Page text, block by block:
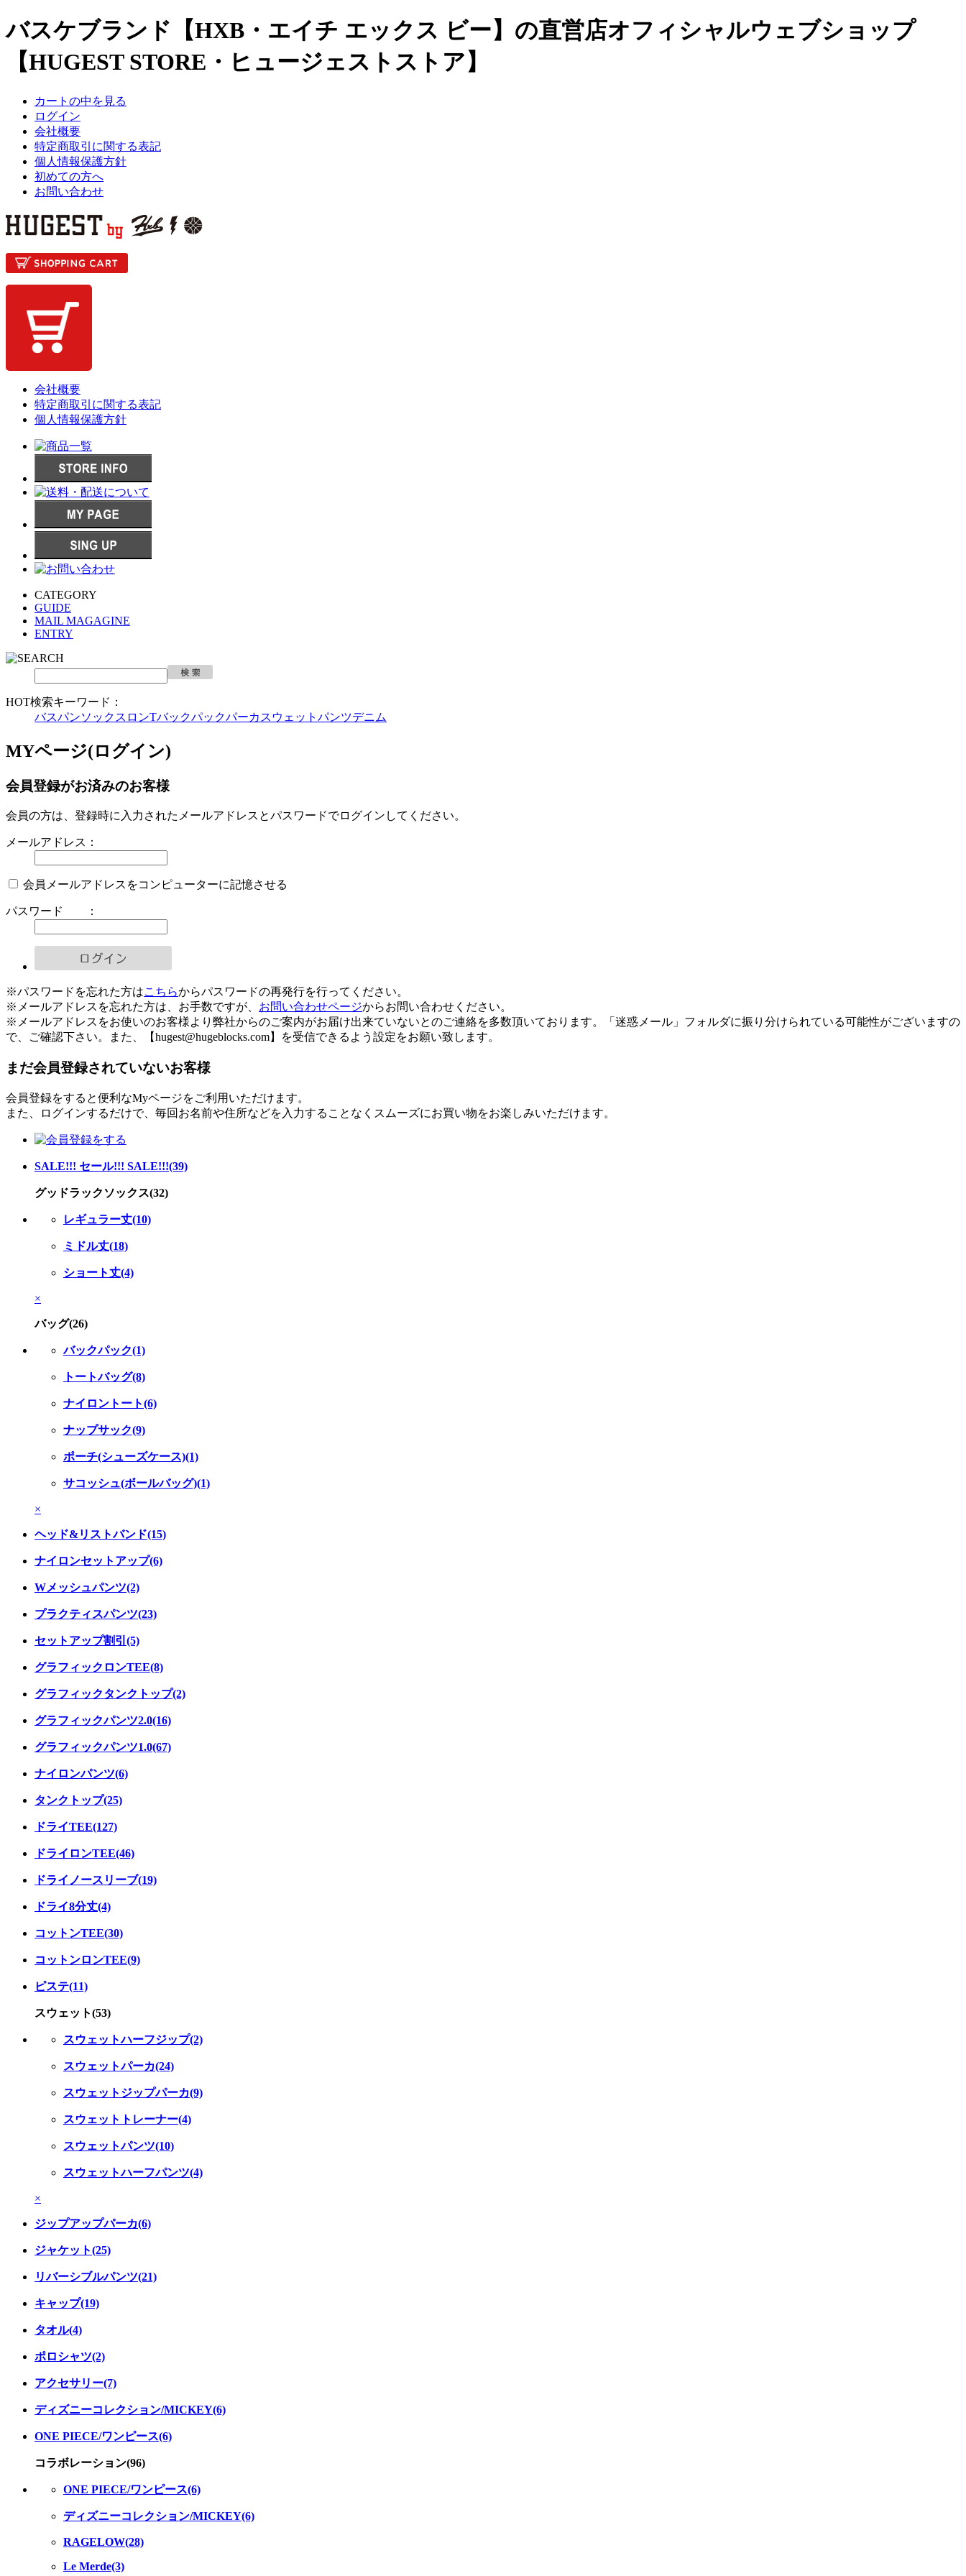
バスケブランド【HXB・エイチ エックス ビー】の直営店オフィシャルウェブショップ
【HUGEST STORE・ヒュージェストストア】
カートの中を見る
ログイン
会社概要
特定商取引に関する表記
個人情報保護方針
初めての方へ
お問い合わせ
会社概要
特定商取引に関する表記
個人情報保護方針
CATEGORY
GUIDE
MAIL MAGAGINE
ENTRY
HOT検索キーワード：
バスパンソックス ロンTバックパックパーカ スウェットパンツデニム
MYページ(ログイン)
会員登録がお済みのお客様
会員の方は、登録時に入力されたメールアドレスとパスワードでログインしてください。
メールアドレス：
会員メールアドレスをコンピューターに記憶させる
パスワード ：
※パスワードを忘れた方はこちらからパスワードの再発行を行ってください。
※メールアドレスを忘れた方は、お手数ですが、 お問い合わせページからお問い合わせください。
※メールアドレスをお使いのお客様より弊社からのご案内がお届け出来ていないとのご連絡を多数頂いております。「迷惑メール」フォルダに振り分けられている可能性がございますの
で、ご確認下さい。また、【hugest@hugeblocks.com】を受信できるよう設定をお願い致します。
まだ会員登録されていないお客様
会員登録をすると便利なMyページをご利用いただけます。
また、ログインするだけで、毎回お名前や住所などを入力することなくスムーズにお買い物をお楽しみいただけます。
SALE!!! セール!!! SALE!!!(39)
グッドラックソックス(32)
レギュラー丈(10)
ミドル丈(18)
ショート丈(4)
×
バッグ(26)
バックパック(1)
トートバッグ(8)
ナイロントート(6)
ナップサック(9)
ポーチ(シューズケース)(1)
サコッシュ(ボールバッグ)(1)
×
ヘッド&リストバンド(15)
ナイロンセットアップ(6)
Wメッシュパンツ(2)
プラクティスパンツ(23)
セットアップ割引(5)
グラフィックロンTEE(8)
グラフィックタンクトップ(2)
グラフィックパンツ2.0(16)
グラフィックパンツ1.0(67)
ナイロンパンツ(6)
タンクトップ(25)
ドライTEE(127)
ドライロンTEE(46)
ドライノースリーブ(19)
ドライ8分丈(4)
コットンTEE(30)
コットンロンTEE(9)
ピステ(11)
スウェット(53)
スウェットハーフジップ(2)
スウェットパーカ(24)
スウェットジップパーカ(9)
スウェットトレーナー(4)
スウェットパンツ(10)
スウェットハーフパンツ(4)
×
ジップアップパーカ(6)
ジャケット(25)
リバーシブルパンツ(21)
キャップ(19)
タオル(4)
ポロシャツ(2)
アクセサリー(7)
ディズニーコレクション/MICKEY(6)
ONE PIECE/ワンピース(6)
コラボレーション(96)
ONE PIECE/ワンピース(6)
ディズニーコレクション/MICKEY(6)
RAGELOW(28)
Le Merde(3)